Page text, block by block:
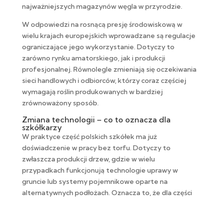
najważniejszych magazynów węgla w przyrodzie.
W odpowiedzi na rosnącą presję środowiskową w
wielu krajach europejskich wprowadzane są regulacje
ograniczające jego wykorzystanie. Dotyczy to
zarówno rynku amatorskiego, jak i produkcji
profesjonalnej. Równolegle zmieniają się oczekiwania
sieci handlowych i odbiorców, którzy coraz częściej
wymagają roślin produkowanych w bardziej
zrównoważony sposób.
Zmiana technologii – co to oznacza dla
szkółkarzy
W praktyce część polskich szkółek ma już
doświadczenie w pracy bez torfu. Dotyczy to
zwłaszcza produkcji drzew, gdzie w wielu
przypadkach funkcjonują technologie uprawy w
gruncie lub systemy pojemnikowe oparte na
alternatywnych podłożach. Oznacza to, że dla części